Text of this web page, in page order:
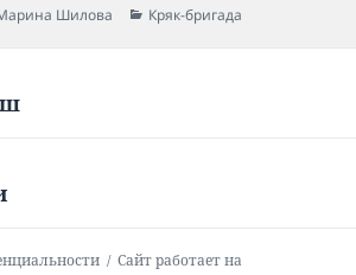
Шилова Рубрики
Кряк-бригада
Сайт работает на